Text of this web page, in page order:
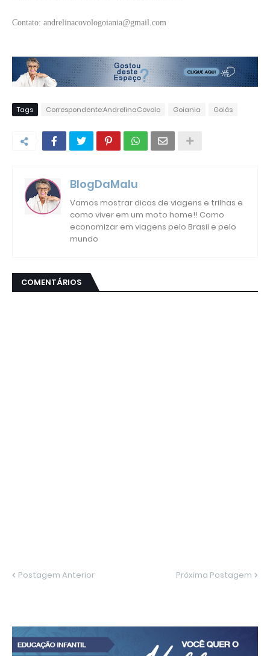
Contato: andrelinacovologoiania@gmail.com
Tags Correspondente:AndrelinaCovolo Goiania Goiás
BlogDaMalu
Vamos mostrar dicas de viagens e trilhas e
como viver em um moto home!! Como
economizar em viagens pelo Brasil e pelo
mundo
COMENTÁRIOS
Postagem Anterior Próxima Postagem